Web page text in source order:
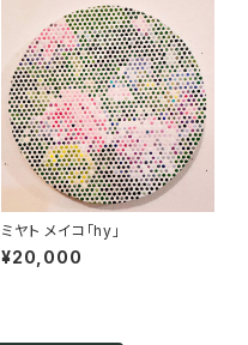
ミヤト メイコ「hy」
¥20,000